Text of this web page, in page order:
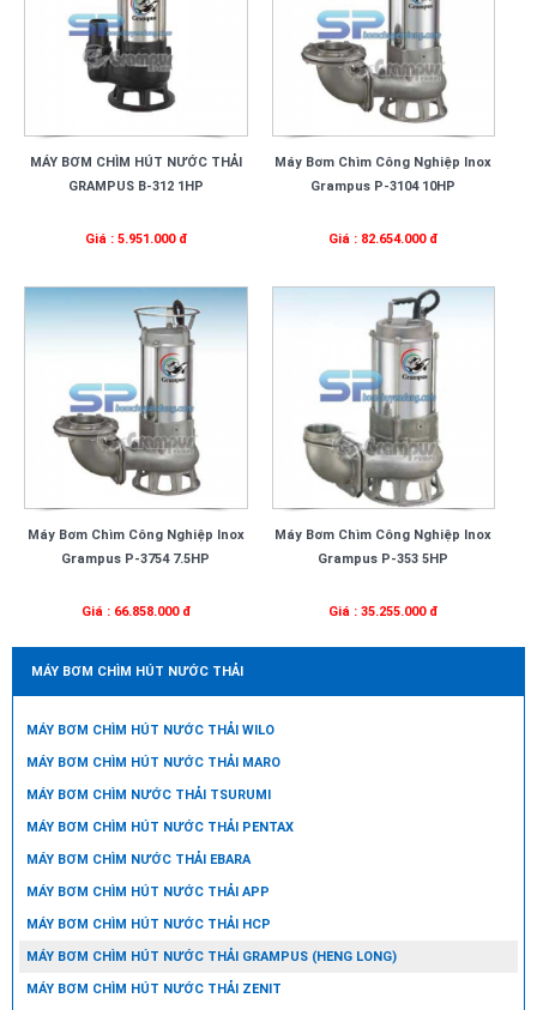
MÁY BƠM CHÌM HÚT NƯỚC THẢI
GRAMPUS B-312 1HP
Giá : 5.951.000 đ
Máy Bơm Chìm Công Nghiệp Inox
Grampus P-3104 10HP
Giá : 82.654.000 đ
Máy Bơm Chìm Công Nghiệp Inox
Grampus P-3754 7.5HP
Giá : 66.858.000 đ
Máy Bơm Chìm Công Nghiệp Inox
Grampus P-353 5HP
Giá : 35.255.000 đ
MÁY BƠM CHÌM HÚT NƯỚC THẢI
MÁY BƠM CHÌM HÚT NƯỚC THẢI WILO
MÁY BƠM CHÌM HÚT NƯỚC THẢI MARO
MÁY BƠM CHÌM NƯỚC THẢI TSURUMI
MÁY BƠM CHÌM HÚT NƯỚC THẢI PENTAX
MÁY BƠM CHÌM NƯỚC THẢI EBARA
MÁY BƠM CHÌM HÚT NƯỚC THẢI APP
MÁY BƠM CHÌM HÚT NƯỚC THẢI HCP
MÁY BƠM CHÌM HÚT NƯỚC THẢI GRAMPUS (HENG LONG)
MÁY BƠM CHÌM HÚT NƯỚC THẢI ZENIT